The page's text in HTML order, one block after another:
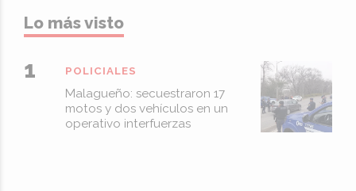
Lo más visto
Malagueño: secuestraron 17
motos y dos vehículos en un
operativo interfuerzas
POLICIALES